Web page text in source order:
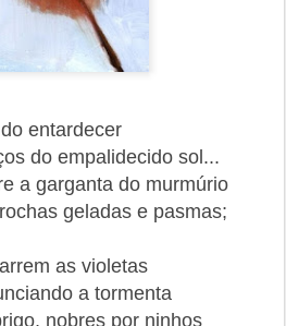
entardecer
do empalidecido sol...
a garganta do murmúrio
geladas e pasmas;
as violetas
a tormenta
nobres por ninhos